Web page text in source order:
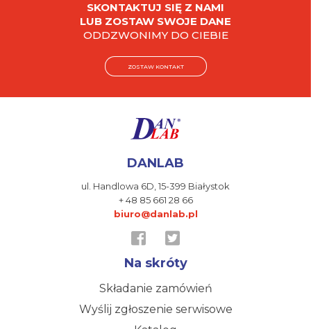
SKONTAKTUJ SIĘ Z NAMI
LUB ZOSTAW SWOJE DANE
ODDZWONIMY DO CIEBIE
ZOSTAW KONTAKT
DANLAB
ul. Handlowa 6D,15-399 Białystok
+ 48 85 661 28 66
biuro@danlab.pl
Na skróty
Składanie zamówień
Wyślij zgłoszenie serwisowe